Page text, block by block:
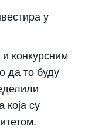
у
конкурсним
да то буду
која су